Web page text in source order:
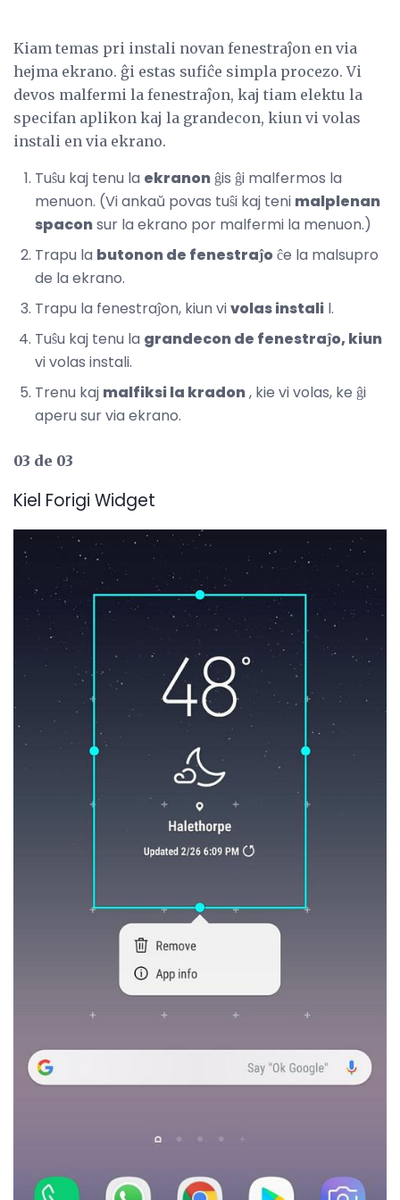
Kiam temas pri instali novan fenestraĵon en via
hejma ekrano. ĝi estas sufiĉe simpla procezo. Vi
devos malfermi la fenestraĵon, kaj tiam elektu la
specifan aplikon kaj la grandecon, kiun vi volas
instali en via ekrano.
Tuŝu kaj tenu la ekranonĝis ĝi malfermos la
menuon. (Vi ankaŭ povas tuŝi kaj teni malplenan
spaconsur la ekrano por malfermi la menuon.)
Trapu la butonon de fenestraĵoĉe la malsupro
de la ekrano.
Trapu la fenestraĵon, kiun vivolas instali l.
Tuŝu kaj tenu la grandecon de fenestraĵo, kiun
vi volas instali.
Trenu kaj malfiksi la kradon, kie vi volas, ke ĝi
aperu sur via ekrano.
03 de 03
Kiel Forigi Widget